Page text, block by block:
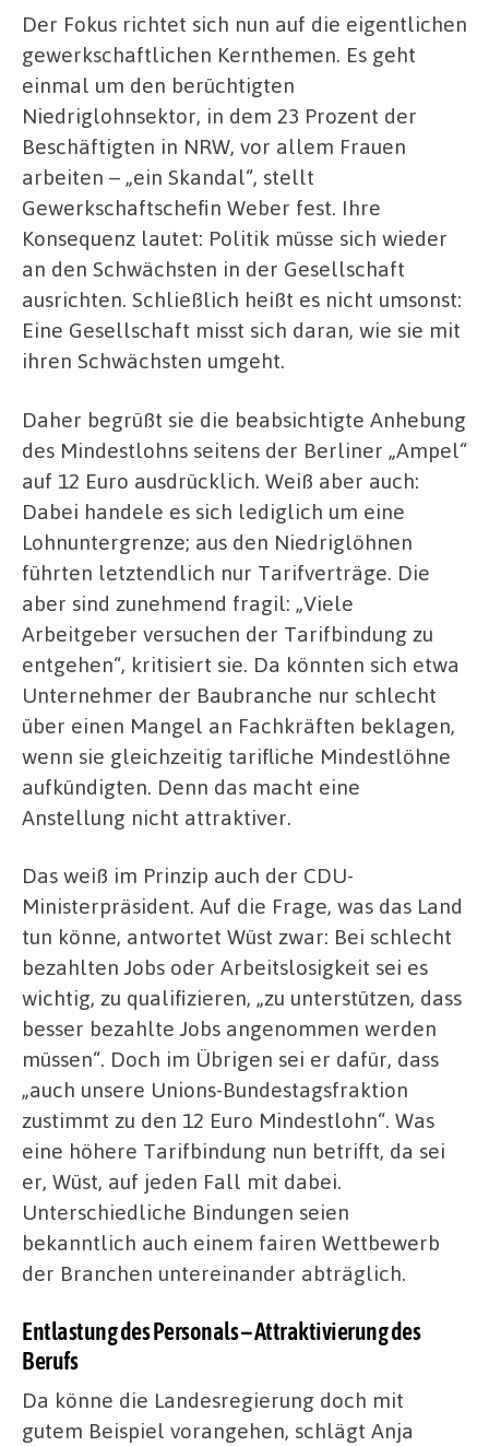
Der Fokus richtet sich nun auf die eigentlichen
gewerkschaftlichen Kernthemen. Es geht
einmal um den berüchtigten
Niedriglohnsektor, in dem 23 Prozent der
Beschäftigten in NRW, vor allem Frauen
arbeiten – „ein Skandal“, stellt
Gewerkschaftschefin Weber fest. Ihre
Konsequenz lautet: Politik müsse sich wieder
an den Schwächsten in der Gesellschaft
ausrichten. Schließlich heißt es nicht umsonst:
Eine Gesellschaft misst sich daran, wie sie mit
ihren Schwächsten umgeht.
Daher begrüßt sie die beabsichtigte Anhebung
des Mindestlohns seitens der Berliner „Ampel“
auf 12 Euro ausdrücklich. Weiß aber auch:
Dabei handele es sich lediglich um eine
Lohnuntergrenze; aus den Niedriglöhnen
führten letztendlich nur Tarifverträge. Die
aber sind zunehmend fragil: „Viele
Arbeitgeber versuchen der Tarifbindung zu
entgehen“, kritisiert sie. Da könnten sich etwa
Unternehmer der Baubranche nur schlecht
über einen Mangel an Fachkräften beklagen,
wenn sie gleichzeitig tarifliche Mindestlöhne
aufkündigten. Denn das macht eine
Anstellung nicht attraktiver.
Das weiß im Prinzip auch der CDU-
Ministerpräsident. Auf die Frage, was das Land
tun könne, antwortet Wüst zwar: Bei schlecht
bezahlten Jobs oder Arbeitslosigkeit sei es
wichtig, zu qualifizieren, „zu unterstützen, dass
besser bezahlte Jobs angenommen werden
müssen“. Doch im Übrigen sei er dafür, dass
„auch unsere Unions-Bundestagsfraktion
zustimmt zu den 12 Euro Mindestlohn“. Was
eine höhere Tarifbindung nun betrifft, da sei
er, Wüst, auf jeden Fall mit dabei.
Unterschiedliche Bindungen seien
bekanntlich auch einem fairen Wettbewerb
der Branchen untereinander abträglich.
Entlastung des Personals – Attraktivierung des
Berufs
Da könne die Landesregierung doch mit
gutem Beispiel vorangehen, schlägt Anja